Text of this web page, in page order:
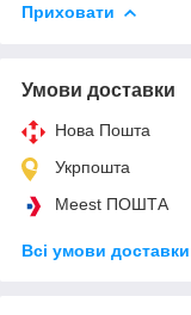
Приховати
Умови доставки
Нова Пошта
Укрпошта
Meest ПОШТА
Всі умови доставки